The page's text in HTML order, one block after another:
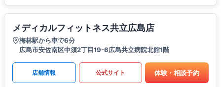
メディカルフィットネス共立広島店
梅林駅から車で6分
広島市安佐南区中須2丁目19-6広島共立病院北館1階
店舗情報 公式サイト 体験・相談予約